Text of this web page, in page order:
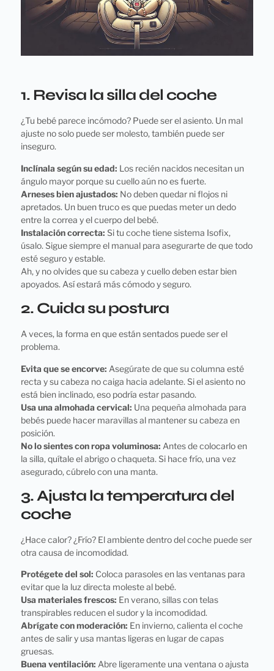
1. Revisa la silla del coche
¿Tu bebé parece incómodo? Puede ser el asiento. Un mal
ajuste no solo puede ser molesto, también puede ser
inseguro.
Inclínala según su edad: Los recién nacidos necesitan un
ángulo mayor porque su cuello aún no es fuerte.
Arneses bien ajustados: No deben quedar ni flojos ni
apretados. Un buen truco es que puedas meter un dedo
entre la correa y el cuerpo del bebé.
Instalación correcta: Si tu coche tiene sistema Isofix,
úsalo. Sigue siempre el manual para asegurarte de que todo
esté seguro y estable.
Ah, y no olvides que su cabeza y cuello deben estar bien
apoyados. Así estará más cómodo y seguro.
2. Cuida su postura
A veces, la forma en que están sentados puede ser el
problema.
Evita que se encorve: Asegúrate de que su columna esté
recta y su cabeza no caiga hacia adelante. Si el asiento no
está bien inclinado, eso podría estar pasando.
Usa una almohada cervical: Una pequeña almohada para
bebés puede hacer maravillas al mantener su cabeza en
posición.
No lo sientes con ropa voluminosa: Antes de colocarlo en
la silla, quítale el abrigo o chaqueta. Si hace frío, una vez
asegurado, cúbrelo con una manta.
3. Ajusta la temperatura del
coche
¿Hace calor? ¿Frío? El ambiente dentro del coche puede ser
otra causa de incomodidad.
Protégete del sol: Coloca parasoles en las ventanas para
evitar que la luz directa moleste al bebé.
Usa materiales frescos: En verano, sillas con telas
transpirables reducen el sudor y la incomodidad.
Abrígate con moderación: En invierno, calienta el coche
antes de salir y usa mantas ligeras en lugar de capas
gruesas.
Buena ventilación: Abre ligeramente una ventana o ajusta